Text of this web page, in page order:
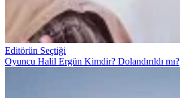
Editörün Seçtiği
Oyuncu Halil Ergün Kimdir? Dolandırıldı mı?